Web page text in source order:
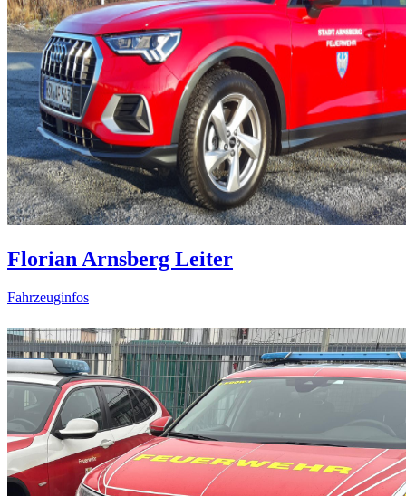
Florian Arnsberg Leiter
Fahrzeuginfos